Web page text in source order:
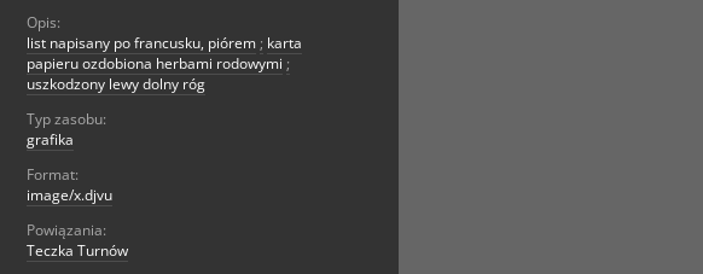
Opis:
list napisany po francusku, piórem ; karta
papieru ozdobiona herbami rodowymi ;
uszkodzony lewy dolny róg
Typ zasobu:
grafika
Format:
image/x.djvu
Powiązania:
Teczka Turnów